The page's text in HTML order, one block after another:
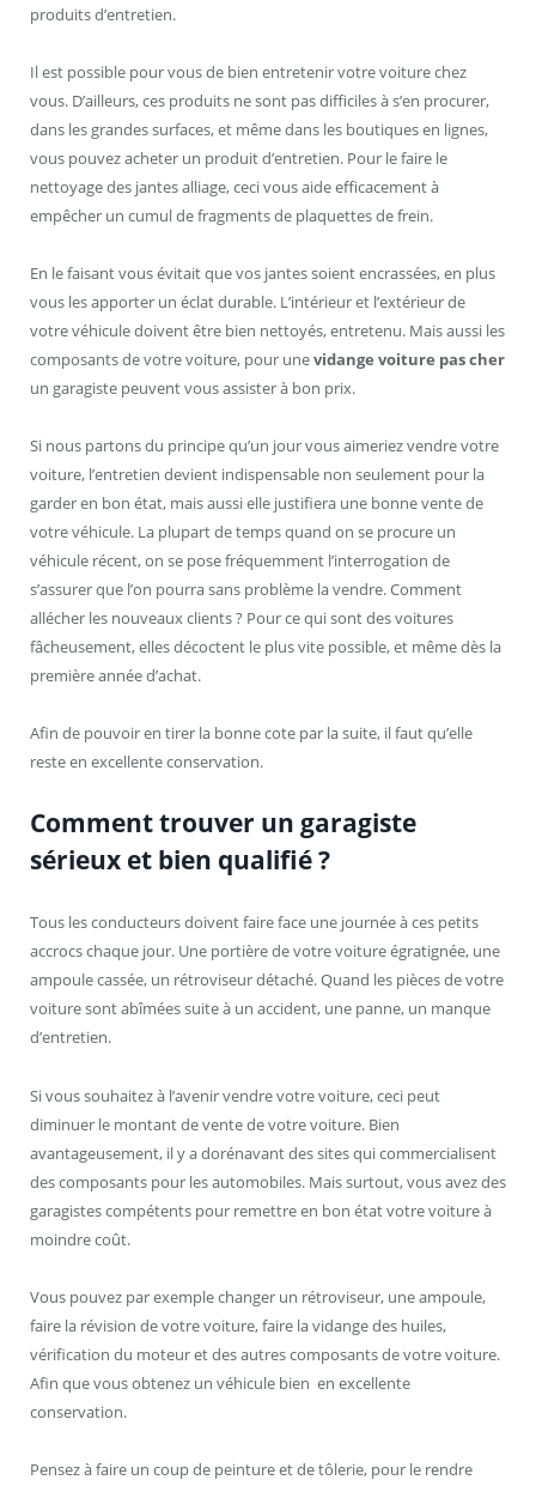
produits d’entretien.
Il est possible pour vous de bien entretenir votre voiture chez
vous. D’ailleurs, ces produits ne sont pas difficiles à s’en procurer,
dans les grandes surfaces, et même dans les boutiques en lignes,
vous pouvez acheter un produit d’entretien. Pour le faire le
nettoyage des jantes alliage, ceci vous aide efficacement à
empêcher un cumul de fragments de plaquettes de frein.
En le faisant vous évitait que vos jantes soient encrassées, en plus
vous les apporter un éclat durable. L’intérieur et l’extérieur de
votre véhicule doivent être bien nettoyés, entretenu. Mais aussi les
composants de votre voiture, pour unevidange voiture pas cher
un garagiste peuvent vous assister à bon prix.
Si nous partons du principe qu’un jour vous aimeriez vendre votre
voiture, l’entretien devient indispensable non seulement pour la
garder en bon état, mais aussi elle justifiera une bonne vente de
votre véhicule. La plupart de temps quand on se procure un
véhicule récent, on se pose fréquemment l’interrogation de
s’assurer que l’on pourra sans problème la vendre. Comment
allécher les nouveaux clients ? Pour ce qui sont des voitures
fâcheusement, elles décoctent le plus vite possible, et même dès la
première année d’achat.
Afin de pouvoir en tirer la bonne cote par la suite, il faut qu’elle
reste en excellente conservation.
Comment trouver un garagiste
sérieux et bien qualifié ?
Tous les conducteurs doivent faire face une journée à ces petits
accrocs chaque jour. Une portière de votre voiture égratignée, une
ampoule cassée, un rétroviseur détaché. Quand les pièces de votre
voiture sont abîmées suite à un accident, une panne, un manque
d’entretien.
Si vous souhaitez à l’avenir vendre votre voiture, ceci peut
diminuer le montant de vente de votre voiture. Bien
avantageusement, il y a dorénavant des sites qui commercialisent
des composants pour les automobiles. Mais surtout, vous avez des
garagistes compétents pour remettre en bon état votre voiture à
moindre coût.
Vous pouvez par exemple changer un rétroviseur, une ampoule,
faire la révision de votre voiture, faire la vidange des huiles,
vérification du moteur et des autres composants de votre voiture.
Afin que vous obtenez un véhicule bien en excellente
conservation.
Pensez à faire un coup de peinture et de tôlerie, pour le rendre